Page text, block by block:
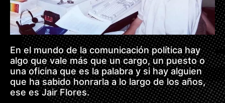
En el mundo de la comunicación política hay
algo que vale más que un cargo, un puesto o
una oficina que es la palabra y si hay alguien
que ha sabido honrarla a lo largo de los años,
ese es Jair Flores.